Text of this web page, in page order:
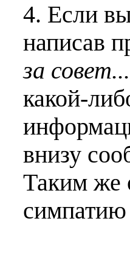
4. Если вы
написав
за
какой-
внизу
Таким же